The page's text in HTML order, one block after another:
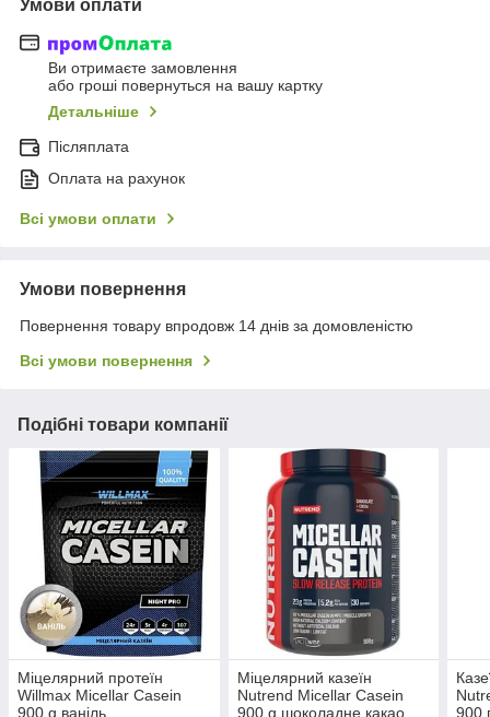
Умови оплати
Ви отримаєте замовлення
або гроші повернуться на вашу картку
Детальніше
Післяплата
Оплата на рахунок
Всі умови оплати
Умови повернення
Повернення товару впродовж 14 днів за домовленістю
Всі умови повернення
Подібні товари компанії
Міцелярний протеїн
Willmax Micellar Casein
900 g ваніль
Міцелярний казеїн
Nutrend Micellar Casein
900 g шоколадне какао
900